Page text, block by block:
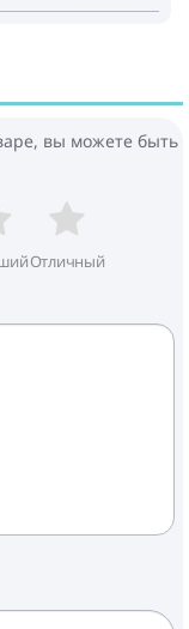
вы можете быть
Отличный